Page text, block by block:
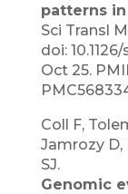
patterns
Sci Transl
doi:
Oct 25.
Coll F,
Jamrozy D,
SJ.
Genomic